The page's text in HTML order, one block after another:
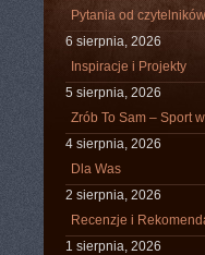
Pytania od czytelników
6 sierpnia, 2026
Inspiracje i Projekty
5 sierpnia, 2026
Zrób To Sam – Sport
4 sierpnia, 2026
Dla Was
2 sierpnia, 2026
Recenzje i
1 sierpnia, 2026